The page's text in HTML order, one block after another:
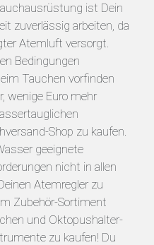
ist Dein
zuverlässig arbeiten, da
Atemluft versorgt.
Bedingungen
Tauchen vorfinden
wenige Euro mehr
Shop zu kaufen.
geeignete
nicht in allen
Atemregler zu
Zubehör-Sortiment
und Oktopushalter-
zu kaufen! Du